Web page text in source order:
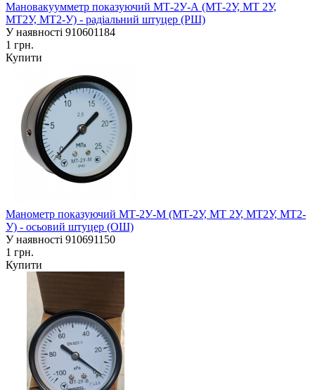
Мановакуумметр показуючий МТ-2У-А (МТ-2У, МТ 2У,
МТ2У, МТ2-У) - радіальний штуцер (РШ)
У наявності 910601184
1 грн.
Купити
Манометр показуючий МТ-2У-М (МТ-2У, МТ 2У, МТ2У, МТ2-
У) - осьовий штуцер (ОШ)
У наявності 910691150
1 грн.
Купити